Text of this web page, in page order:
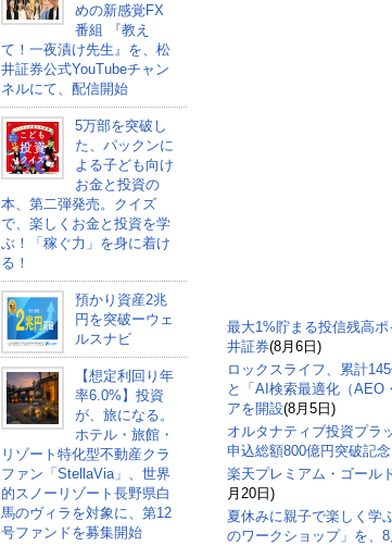
めの新感覚FX
番組 『教え
て！一夜漬け先生』を、松
井証券公式YouTubeチャン
ネルにて、配信開始
5万部を突破し
た、パックンに
よる子ども向け
お金と投資の
本、第二弾発売。クイズ
で、楽しくお金と投資を学
ぶ！「稼ぐ力」を身に着け
る！
預かり資産2兆
円を突破ーウェ
ルスナビ
【想定利回り年
率6.0%】投資
が、旅になる。
ホテル・旅館・
リゾート特化型不動産クラ
ファン「StellaVia」、世界
的スノーリゾート長野県白
馬のヴィラを対象に、第12
号ファンドを募集開始
最大1%貯まる投信残高
井証券(8月6日)
ロックスライフ、累計
と「AI検索最適化（AEO
アを開設(8月5日)
オルタナティブ投資プラ
申込総額800億円突破記
楽天プレミアム・ゴール
月20日)
夏休みに親子で楽しく学
のワークショップ」を、